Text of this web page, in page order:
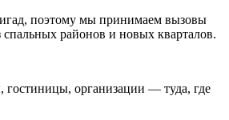
поэтому мы принимаем вызовы
спальных районов и новых кварталов.
организации — туда, где